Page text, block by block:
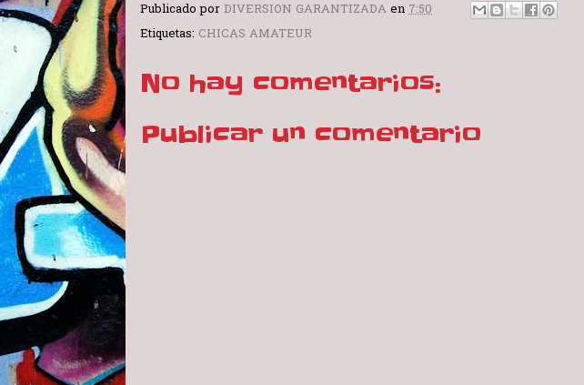
Publicado por DIVERSION GARANTIZADA en 7:50
Etiquetas: CHICAS AMATEUR
No hay comentarios:
Publicar un comentario